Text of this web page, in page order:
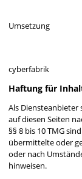
Umsetzung
cyberfabrik
Haftung für
Als Diensteanbieter
auf diesen Seiten
§§ 8 bis 10 TMG
übermittelte oder
oder nach
hinweisen.